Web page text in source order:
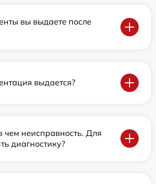
вы выдаете после
выдается?
чем неисправность. Для
диагностику?